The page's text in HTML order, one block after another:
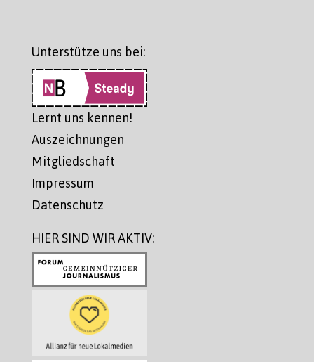
Unterstütze uns bei:
Lernt uns kennen!
Auszeichnungen
Mitgliedschaft
Impressum
Datenschutz
HIER SIND WIR AKTIV: